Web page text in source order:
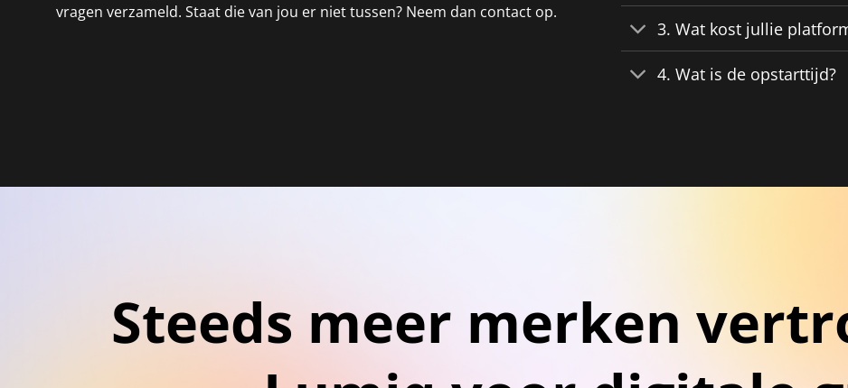
vragen verzameld. Staat die van jou er niet tussen? Neem dan contact op.
3. Wat kost jullie
4. Wat is de opstarttijd?
Steeds meer merken